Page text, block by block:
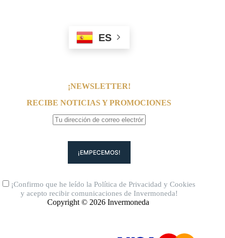
ES
¡NEWSLETTER!
RECIBE NOTICIAS Y PROMOCIONES
¡Confirmo que he leído laPolítica de Privacidad yCookies
y acepto recibir comunicaciones de Invermoneda!
Copyright © 2026 Invermoneda